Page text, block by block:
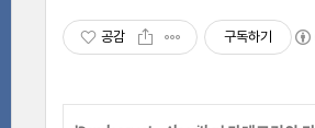
공감 구독하기